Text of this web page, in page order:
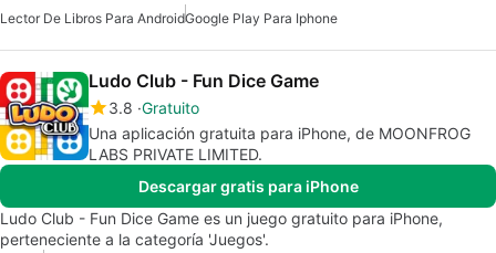
Lector De Libros Para AndroidGoogle Play Para Iphone
Ludo Club - Fun Dice Game
3.8 Gratuito
Una aplicación gratuita para iPhone, de MOONFROG
LABS PRIVATE LIMITED.
Descargar gratis para iPhone
Ludo Club - Fun Dice Game es un juego gratuito para iPhone,
perteneciente a la categoría 'Juegos'.